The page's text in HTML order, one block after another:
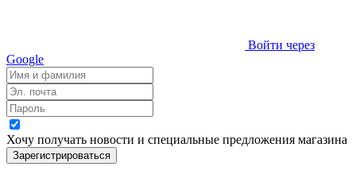
Войти через
Google
Хочу получать новости и специальные предложения магазина
Зарегистрироваться